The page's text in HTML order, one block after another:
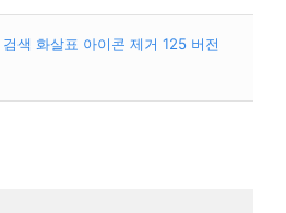
색 화살표 아이콘 제거 125 버전